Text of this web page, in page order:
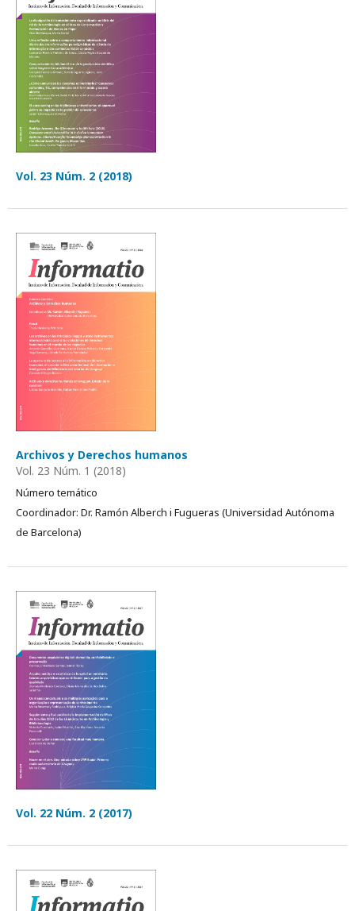
Vol. 23 Núm. 2 (2018)
Archivos y Derechos humanos
Vol. 23 Núm. 1 (2018)
Número temático
Coordinador: Dr. Ramón Alberch i Fugueras (Universidad Autónoma
de Barcelona)
Vol. 22 Núm. 2 (2017)